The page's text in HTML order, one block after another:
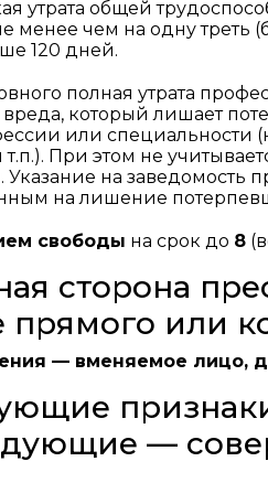
утрата общей
менее чем на одну треть
120 дней.
полная утрата
который лишает
или специальности
При этом не
Указание на заведомость
на лишение
свободы на срок до 8
сторона
или
— вменяемое лицо,
—